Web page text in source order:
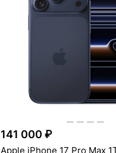
141 000 ₽
Apple iPhone 17 Pro Max